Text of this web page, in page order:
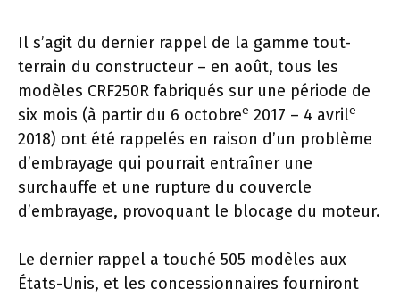
Il s’agit du dernier rappel de la gamme tout-
terrain du constructeur – en août, tous les
modèles CRF250R fabriqués sur une période de
six mois (à partir du 6 octobree 2017 – 4 avrile
2018) ont été rappelés en raison d’un problème
d’embrayage qui pourrait entraîner une
surchauffe et une rupture du couvercle
d’embrayage, provoquant le blocage du moteur.
Le dernier rappel a touché 505 modèles aux
États-Unis, et les concessionnaires fourniront